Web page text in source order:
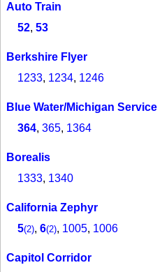
Auto Train
52, 53
Berkshire Flyer
1233, 1234, 1246
Blue Water/Michigan Service
364, 365, 1364
Borealis
1333, 1340
California Zephyr
5(2), 6(2), 1005, 1006
Capitol Corridor